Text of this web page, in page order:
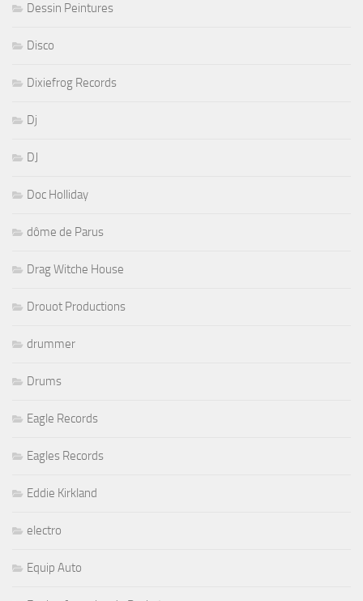
Dessin Peintures
Disco
Dixiefrog Records
Dj
DJ
Doc Holliday
dôme de Parus
Drag Witche House
Drouot Productions
drummer
Drums
Eagle Records
Eagles Records
Eddie Kirkland
electro
Equip Auto